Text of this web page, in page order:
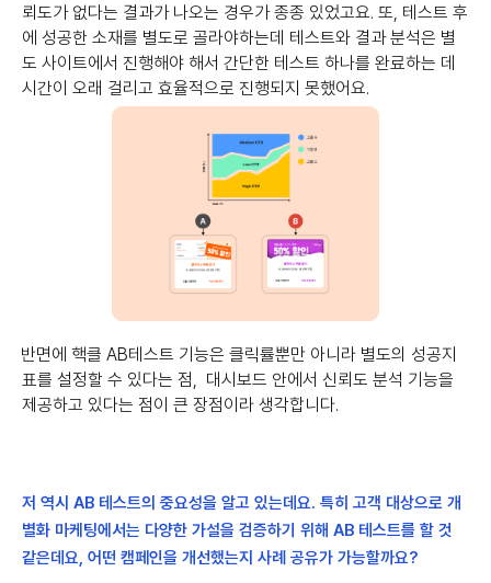
뢰도가 없다는 결과가 나오는 경우가 종종 있었고요. 또, 테스트 후
에 성공한 소재를 별도로 골라야하는데 테스트와 결과 분석은 별
도 사이트에서 진행해야 해서 간단한 테스트 하나를 완료하는 데
시간이 오래 걸리고 효율적으로 진행되지 못했어요.
반면에 핵클 AB테스트 기능은 클릭률뿐만 아니라 별도의 성공지
표를 설정할 수 있다는 점, 대시보드 안에서 신뢰도 분석 기능을
제공하고 있다는 점이 큰 장점이라 생각합니다.
저 역시 AB 테스트의 중요성을 알고 있는데요. 특히 고객 대상으로 개
별화 마케팅에서는 다양한 가설을 검증하기 위해 AB 테스트를 할 것
같은데요, 어떤 캠페인을 개선했는지 사례 공유가 가능할까요?